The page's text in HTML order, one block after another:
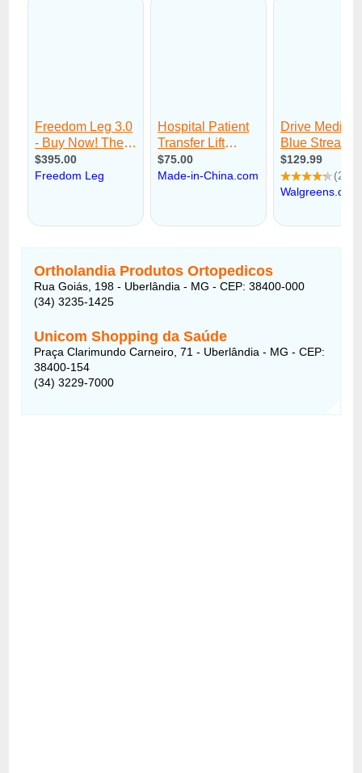
Ortholandia Produtos Ortopedicos
Rua Goiás, 198 - Uberlândia - MG - CEP: 38400-000
(34) 3235-1425
Unicom Shopping da Saúde
Praça Clarimundo Carneiro, 71 - Uberlândia - MG - CEP:
38400-154
(34) 3229-7000